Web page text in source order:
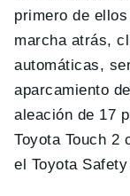
primero de
marcha atrás,
automáticas,
aparcamiento
aleación de 17
Toyota Touch 2
el Toyota